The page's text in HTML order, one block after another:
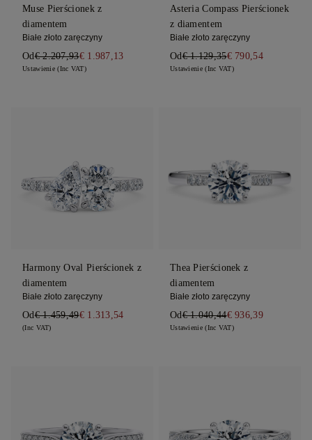
Muse Pierścionek z
diamentem
Białe złoto zaręczyny
Od€ 2.207,93€ 1.987,13
Ustawienie (Inc VAT)
Asteria Compass Pierścionek
z diamentem
Białe złoto zaręczyny
Od€ 1.129,35€ 790,54
Ustawienie (Inc VAT)
Harmony Oval Pierścionek z
diamentem
Białe złoto zaręczyny
Od€ 1.459,49€ 1.313,54
(Inc VAT)
Thea Pierścionek z
diamentem
Białe złoto zaręczyny
Od€ 1.040,44€ 936,39
Ustawienie (Inc VAT)